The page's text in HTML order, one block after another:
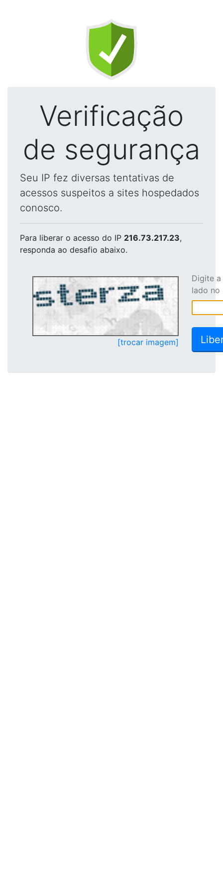
Verificação
de segurança
Seu IP fez diversas tentativas de
acessos suspeitos a sites hospedados
conosco.
Para liberar o acesso do IP 216.73.217.23,
responda ao desafio abaixo.
[trocar imagem]
Digite
lado no